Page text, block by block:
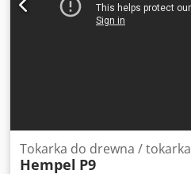
Tokarka do drewna / tokarka
Hempel P9